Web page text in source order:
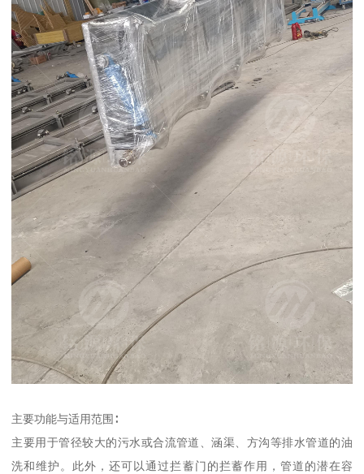
主要功能与适用范围∶
主要用于管径较大的污水或合流管道、涵渠、方沟等排水管道的油
洗和维护。此外，还可以通过拦蓄门的拦蓄作用，管道的潜在容